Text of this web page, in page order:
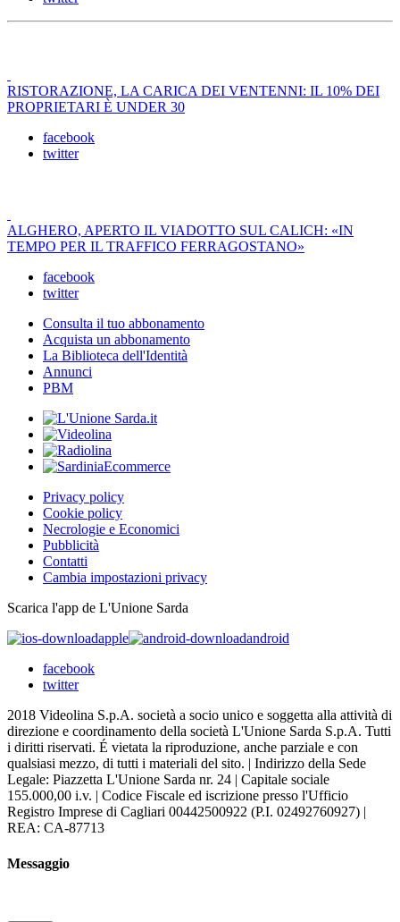
RISTORAZIONE, LA CARICA DEI VENTENNI: IL 10% DEI
PROPRIETARI È UNDER 30
facebook
twitter
ALGHERO, APERTO IL VIADOTTO SUL CALICH: «IN
TEMPO PER IL TRAFFICO FERRAGOSTANO»
facebook
twitter
Consulta il tuo abbonamento
Acquista un abbonamento
La Biblioteca dell'Identità
Annunci
PBM
Privacy policy
Cookie policy
Necrologie e Economici
Pubblicità
Contatti
Cambia impostazioni privacy
Scarica l'app de L'Unione Sarda
apple
android
facebook
twitter
2018 Videolina S.p.A. società a socio unico e soggetta alla attività di
direzione e coordinamento della società L'Unione Sarda S.p.A. Tutti
i diritti riservati. É vietata la riproduzione, anche parziale e con
qualsiasi mezzo, di tutti i materiali del sito. | Indirizzo della Sede
Legale: Piazzetta L'Unione Sarda nr. 24 | Capitale sociale
155.000,00 i.v. | Codice Fiscale ed iscrizione presso l'Ufficio
Registro Imprese di Cagliari 00442500922 (P.I. 02492760927) |
REA: CA-87713
Messaggio